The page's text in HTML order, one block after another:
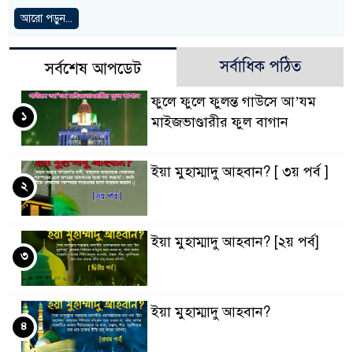
আরো পড়ুন...
সর্বশেষ আপডেট সর্বাধিক পঠিত
ফুলে ফুলে ফুলন্ত গাউসে আ’যম
মাইজভাণ্ডারীর ফুল বাগান
১
ইয়া মুহাম্মাদু আহবান? [ ৩য় পর্ব ]
২
ইয়া মুহাম্মাদু আহবান? [২য় পর্ব]
৩
ইয়া মুহাম্মাদু আহবান?
৪